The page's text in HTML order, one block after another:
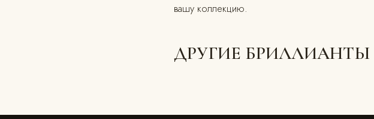
вашу коллекцию.
ДРУГИЕ БРИЛЛИАНТЫ